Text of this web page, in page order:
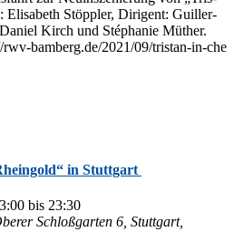
Eli­sa­beth Stöpp­ler, Di­ri­gent: Guil­ler­
Kirch und Sté­pha­nie Müt­her.
bam​berg​.de/​2​0​2​1​/​0​9​/​t​r​i​s​t​a​n​-​i​n​-​c​h​e​
in Stuttgart
bis 23:30
Schloß­gar­ten 6, Stutt­gart,